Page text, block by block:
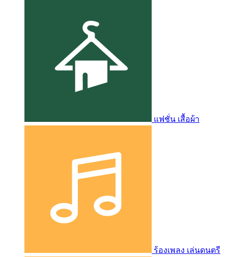
แฟชั่น เสื้อผ้า
ร้องเพลง เล่นดนตรี